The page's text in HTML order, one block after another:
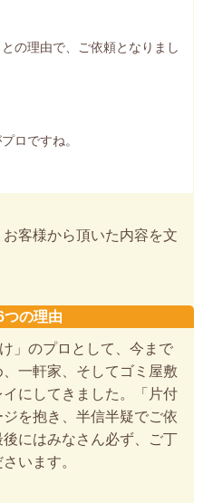
との理由で、ご依頼となりまし
ロですね。
客様から頂いた内容を文
つの理由
」のプロとして、今まで
一軒家、そしてゴミ屋敷
にしてきました。「片付
を抱き、半信半疑でご依
にはみなさん必ず、ご丁
います。